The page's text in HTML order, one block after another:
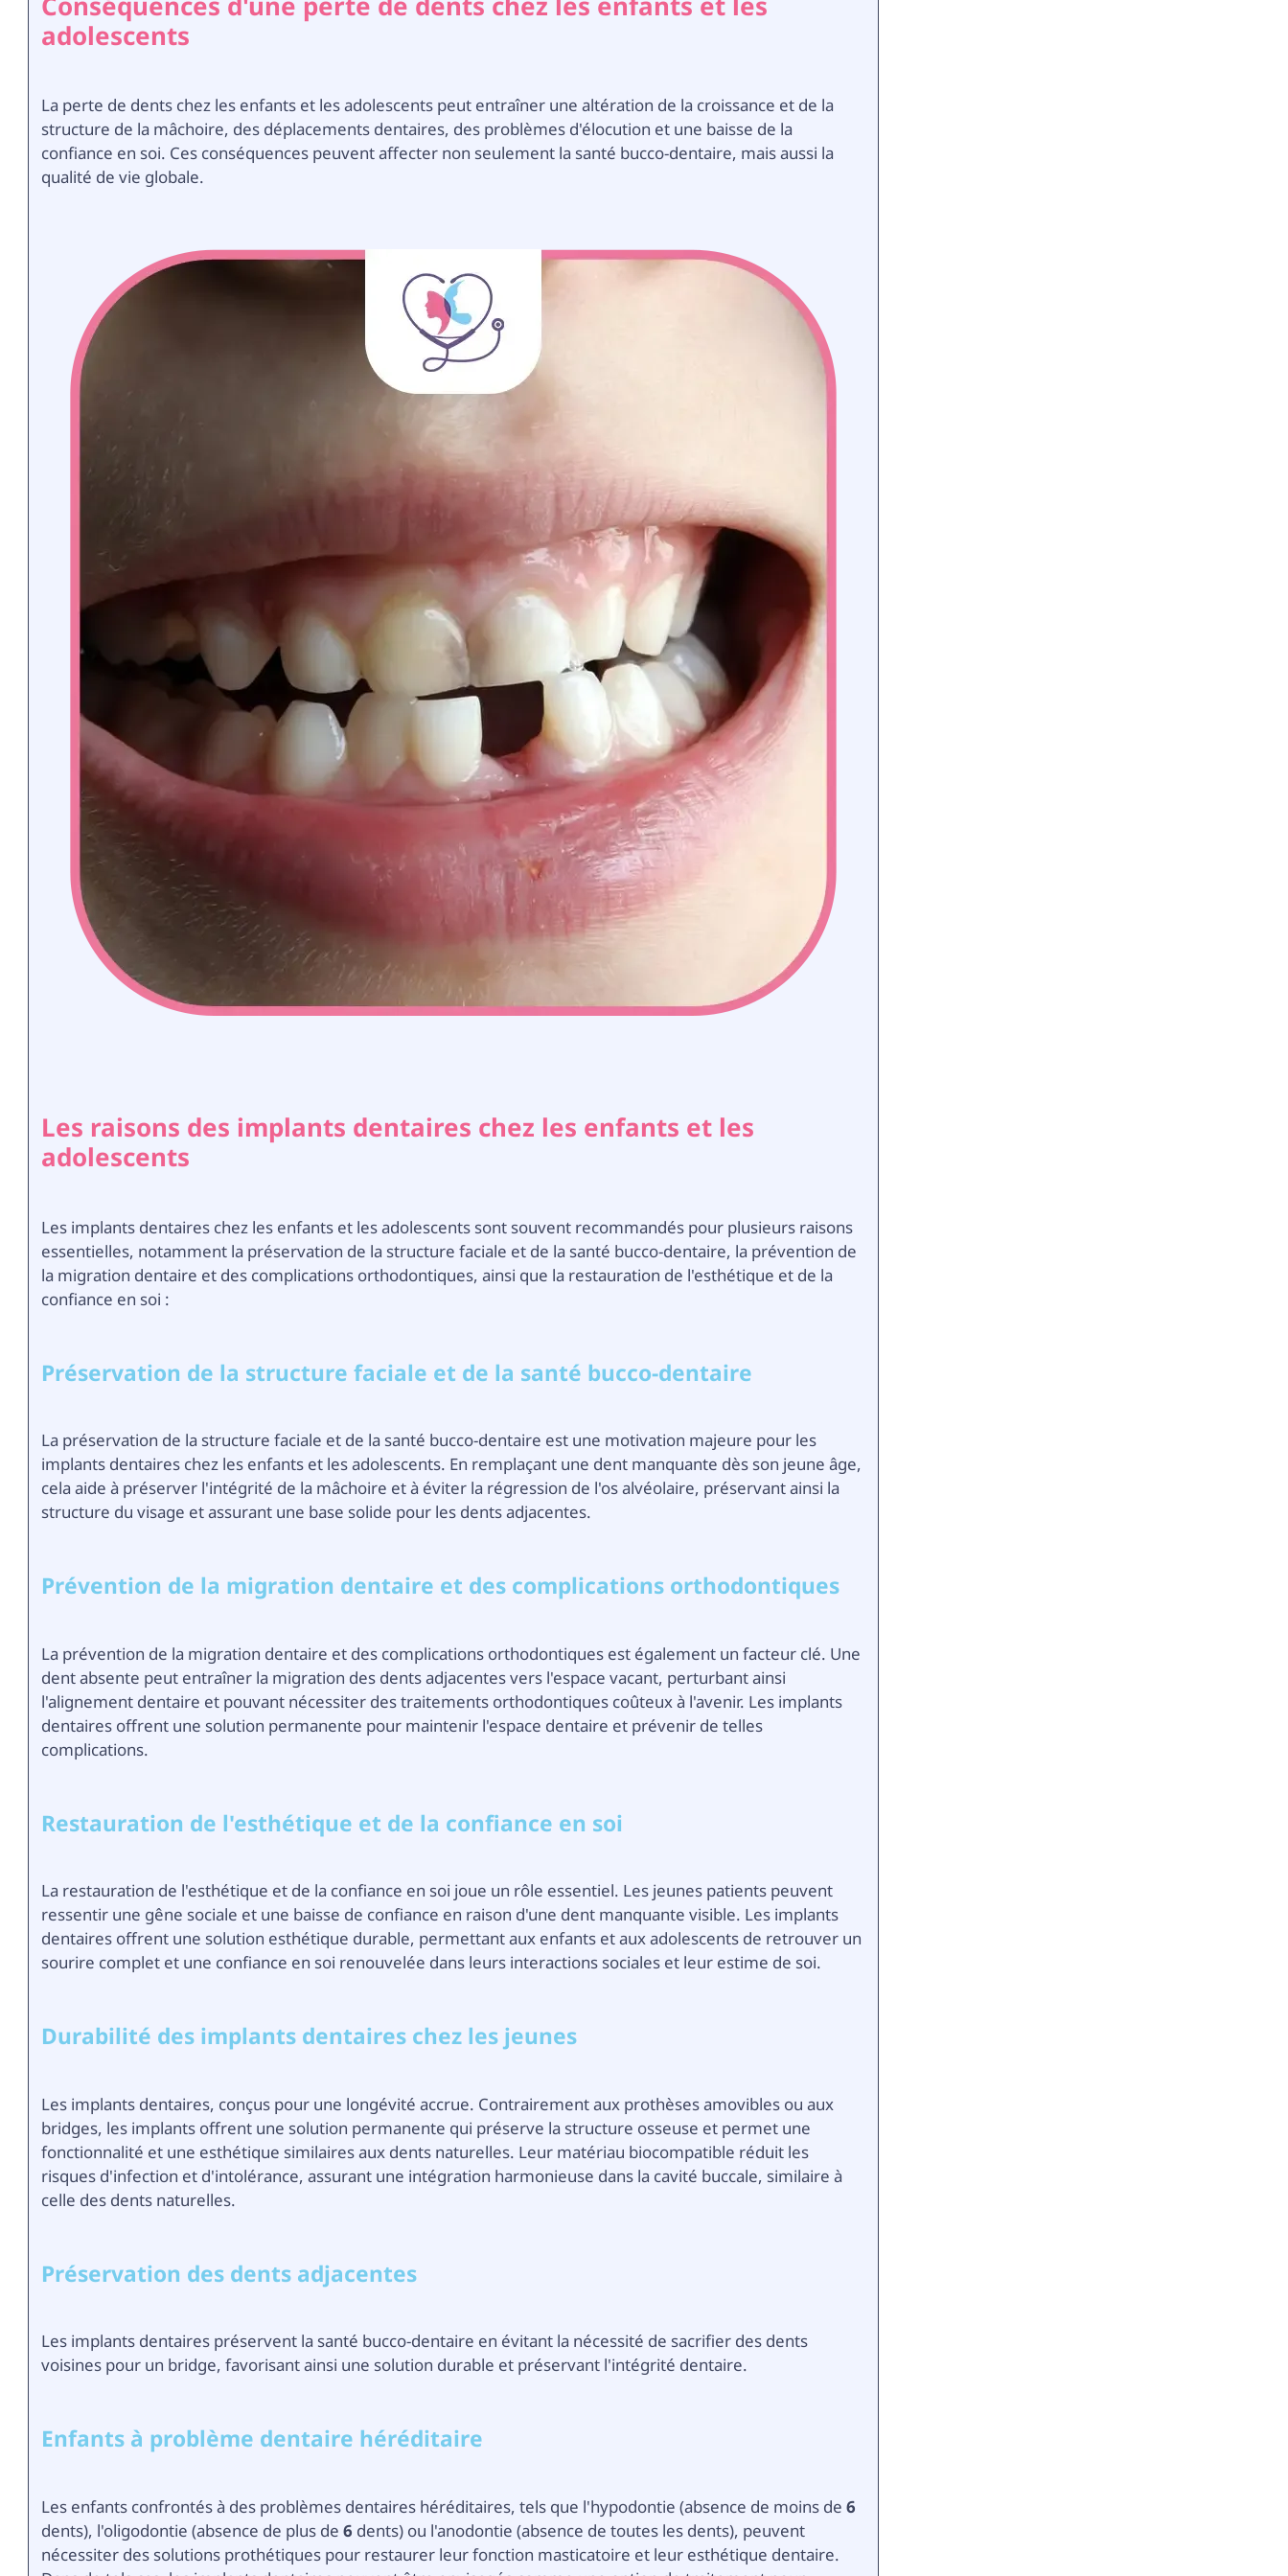
adolescents
La perte de dents chez les enfants et les adolescents peut entraîner une altération de la croissance et de la
structure de la mâchoire, des déplacements dentaires, des problèmes d'élocution et une baisse de la
confiance en soi. Ces conséquences peuvent affecter non seulement la santé bucco-dentaire, mais aussi la
qualité de vie globale.
Les raisons des implants dentaires chez les enfants et les
adolescents
Les implants dentaires chez les enfants et les adolescents sont souvent recommandés pour plusieurs raisons
essentielles, notamment la préservation de la structure faciale et de la santé bucco-dentaire, la prévention de
la migration dentaire et des complications orthodontiques, ainsi que la restauration de l'esthétique et de la
confiance en soi :
Préservation de la structure faciale et de la santé bucco-dentaire
La préservation de la structure faciale et de la santé bucco-dentaire est une motivation majeure pour les
implants dentaires chez les enfants et les adolescents. En remplaçant une dent manquante dès son jeune âge,
cela aide à préserver l'intégrité de la mâchoire et à éviter la régression de l'os alvéolaire, préservant ainsi la
structure du visage et assurant une base solide pour les dents adjacentes.
Prévention de la migration dentaire et des complications orthodontiques
La prévention de la migration dentaire et des complications orthodontiques est également un facteur clé. Une
dent absente peut entraîner la migration des dents adjacentes vers l'espace vacant, perturbant ainsi
l'alignement dentaire et pouvant nécessiter des traitements orthodontiques coûteux à l'avenir. Les implants
dentaires offrent une solution permanente pour maintenir l'espace dentaire et prévenir de telles
complications.
Restauration de l'esthétique et de la confiance en soi
La restauration de l'esthétique et de la confiance en soi joue un rôle essentiel. Les jeunes patients peuvent
ressentir une gêne sociale et une baisse de confiance en raison d'une dent manquante visible. Les implants
dentaires offrent une solution esthétique durable, permettant aux enfants et aux adolescents de retrouver un
sourire complet et une confiance en soi renouvelée dans leurs interactions sociales et leur estime de soi.
Durabilité des implants dentaires chez les jeunes
Les implants dentaires, conçus pour une longévité accrue. Contrairement aux prothèses amovibles ou aux
bridges, les implants offrent une solution permanente qui préserve la structure osseuse et permet une
fonctionnalité et une esthétique similaires aux dents naturelles. Leur matériau biocompatible réduit les
risques d'infection et d'intolérance, assurant une intégration harmonieuse dans la cavité buccale, similaire à
celle des dents naturelles.
Préservation des dents adjacentes
Les implants dentaires préservent la santé bucco-dentaire en évitant la nécessité de sacrifier des dents
voisines pour un bridge, favorisant ainsi une solution durable et préservant l'intégrité dentaire.
Enfants à problème dentaire héréditaire
Les enfants confrontés à des problèmes dentaires héréditaires, tels que l'hypodontie (absence de moins de6
dents), l'oligodontie (absence de plus de6 dents) ou l'anodontie (absence de toutes les dents), peuvent
nécessiter des solutions prothétiques pour restaurer leur fonction masticatoire et leur esthétique dentaire.